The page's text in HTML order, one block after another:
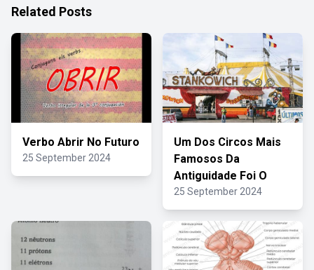
Related Posts
Verbo Abrir No Futuro
25 September 2024
Um Dos Circos Mais
Famosos Da
Antiguidade Foi O
25 September 2024